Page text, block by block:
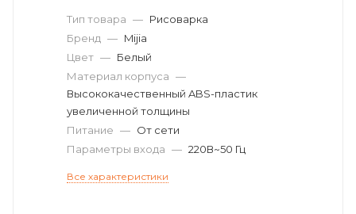
Тип товара — Рисоварка
Бренд — Mijia
Цвет — Белый
Материал корпуса —
Высококачественный ABS-пластик
увеличенной толщины
Питание — От сети
Параметры входа — 220В~50 Гц
Все характеристики